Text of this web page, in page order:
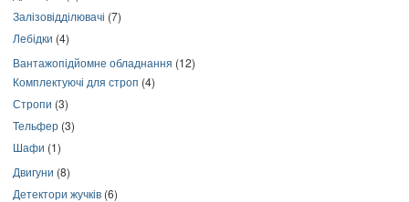
Залізовідділювачі (7)
Лебідки (4)
Вантажопідйомне обладнання (12)
Комплектуючі для строп (4)
Стропи (3)
Тельфер (3)
Шафи (1)
Двигуни (8)
Детектори жучків (6)